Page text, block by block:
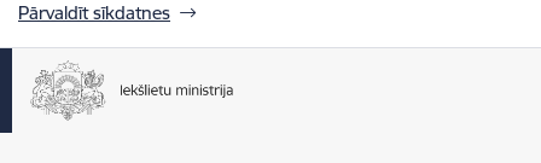
Pārvaldīt sīkdatnes